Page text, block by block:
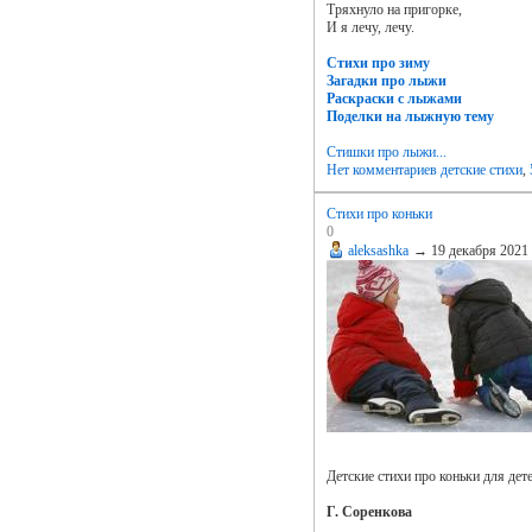
Тряхнуло на пригорке,
И я лечу, лечу.
Стихи про зиму
Загадки про лыжи
Раскраски с лыжами
Поделки на лыжную тему
Стишки про лыжи...
Нет комментариев детские стихи,
Стихи про коньки
0
aleksashka → 19 декабря 2021
Детские стихи про коньки для
Г. Соренкова